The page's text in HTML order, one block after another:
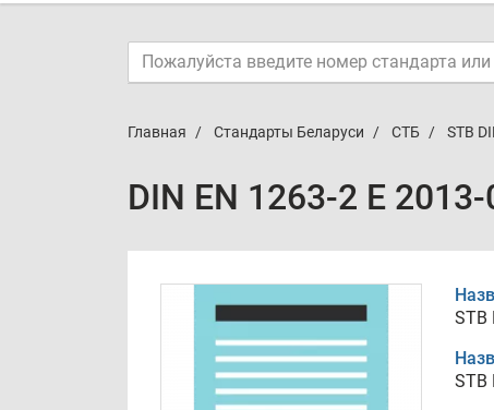
Главная Стандарты Беларуси СТБ STB
DIN EN 1263-2 E 2013-
STB
STB